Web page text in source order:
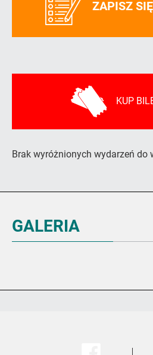
ZAPISZ
KUP
Brak wyróżnionych wydarzeń do
GALERIA